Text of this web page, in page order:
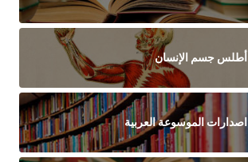
أطلس جسم الإنسان
اصدارات الموسوعة العربية